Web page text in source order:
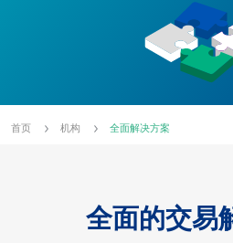
首页 机构 全面解决方案
全面的交易